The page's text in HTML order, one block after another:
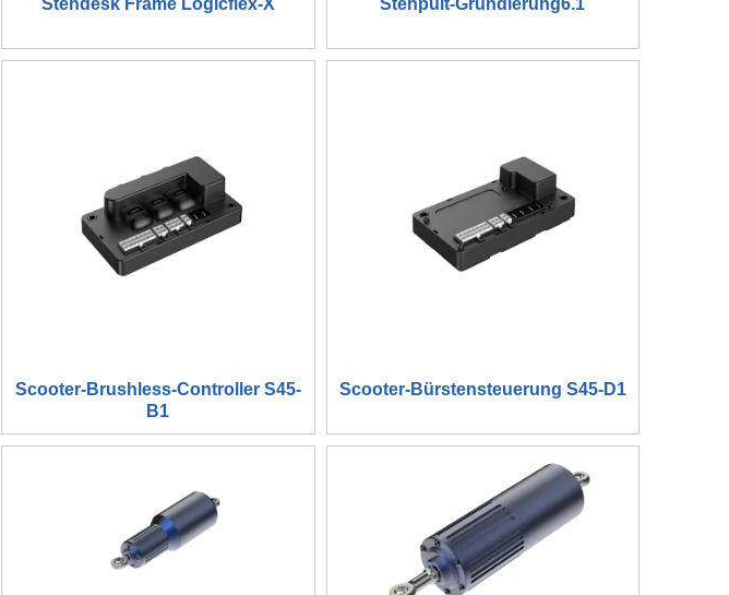
Stehdesk Frame Logicflex-X Stehpult-Grundierung6.1
Scooter-Brushless-Controller S45-
B1
Scooter-Bürstensteuerung S45-D1